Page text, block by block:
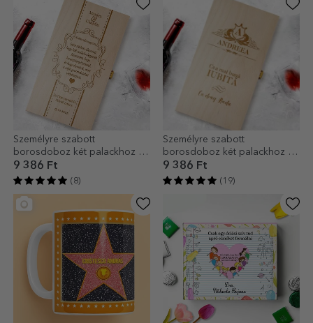
Személyre szabott
borosdoboz két palackhoz –
Köszönet a keresztszülőknek
9 386 Ft
(8)
Személyre szabott
borosdoboz két palackhoz –
vintage név modell
9 386 Ft
(19)